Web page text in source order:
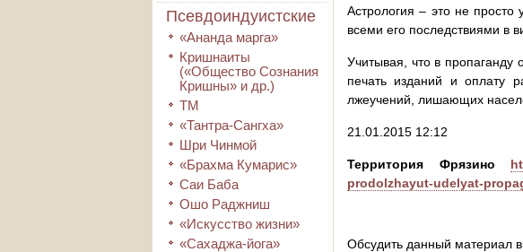
Псевдоиндуистские
«Ананда марга»
Кришнаиты
(«Общество Сознания
Кришны» и др.)
ТМ
«Тантра-Сангха»
Шри Чинмой
«Брахма Кумарис»
Саи Баба
Ошо Раджниш
«Искусство жизни»
«Сахаджа-йога»
Астрология – это не просто
всеми его последствиями в
Учитывая, что в пропаганду
печать изданий и оплату
лжеучений, лишающих
21.01.2015 12:12
Территория Фрязино
prodolzhayut-udelyat-
Обсудить данный материал